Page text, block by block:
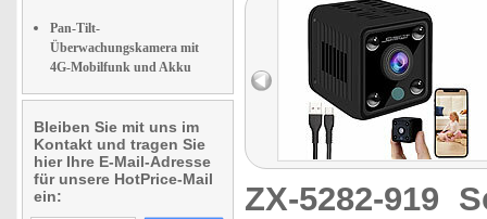
Pan-Tilt-
Überwachungskamera mit
4G-Mobilfunk und Akku
Bleiben Sie mit uns im
Kontakt und tragen Sie
hier Ihre E-Mail-Adresse
für unsere HotPrice-Mail
ein:
ZX-5282-919